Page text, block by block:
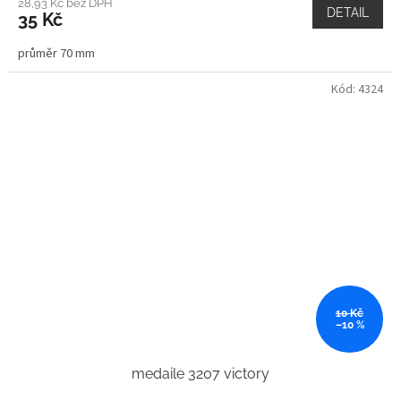
28,93 Kč bez DPH
35 Kč DETAIL
průměr 70 mm
10 Kč
–10 %
medaile 3207 victory
Kód: 4324